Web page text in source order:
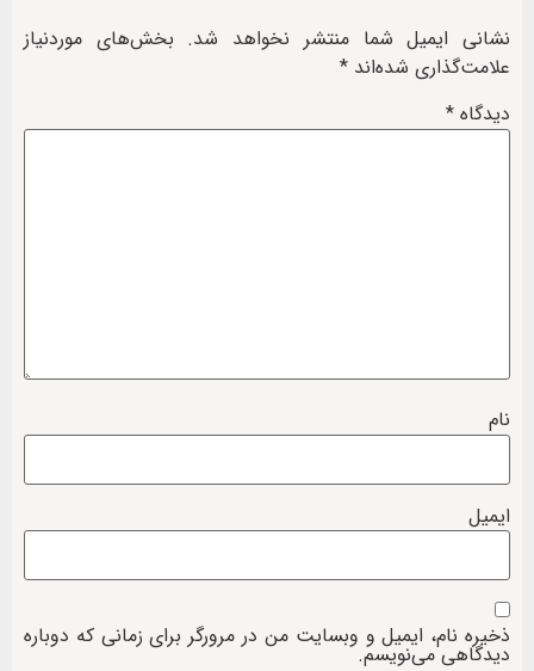
نشانی ایمیل شما منتشر نخواهد شد. بخش‌های موردنیاز
علامت‌گذاری شده‌اند *
دیدگاه *
نام
ایمیل
ذخیره نام، ایمیل و وبسایت من در مرورگر برای زمانی که دوباره
دیدگاهی می‌نویسم.